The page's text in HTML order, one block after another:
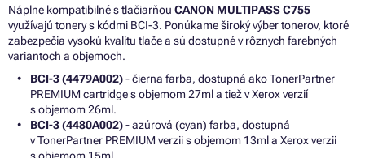
Náplne kompatibilné s tlačiarňou CANON MULTIPASS C755
využívajú tonery s kódmi BCI-3. Ponúkame široký výber tonerov, ktoré
zabezpečia vysokú kvalitu tlače a sú dostupné v rôznych farebných
variantoch a objemoch.
BCI-3 (4479A002)- čierna farba, dostupná ako TonerPartner
PREMIUM cartridge s objemom 27ml a tiež v Xerox verzií
s objemom 26ml.
BCI-3 (4480A002)- azúrová (cyan) farba, dostupná
v TonerPartner PREMIUM verzii s objemom 13ml a Xerox verzii
s objemom 15ml.